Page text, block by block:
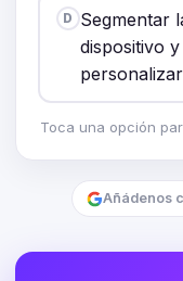
D Segmentar
dispositivo
Toca una opción
Añádenos